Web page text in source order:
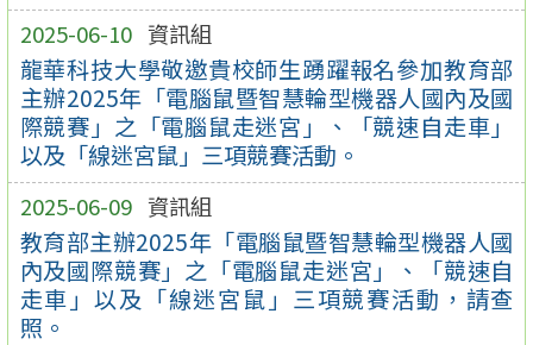
2025-06-10 資訊組
龍華科技大學敬邀貴校師生踴躍報名參加教育部
主辦2025年「電腦鼠暨智慧輪型機器人國內及國
際競賽」之「電腦鼠走迷宮」、「競速自走車」
以及「線迷宮鼠」三項競賽活動。
2025-06-09 資訊組
教育部主辦2025年「電腦鼠暨智慧輪型機器人國
內及國際競賽」之「電腦鼠走迷宮」、「競速自
走車」以及「線迷宮鼠」三項競賽活動，請查
照。